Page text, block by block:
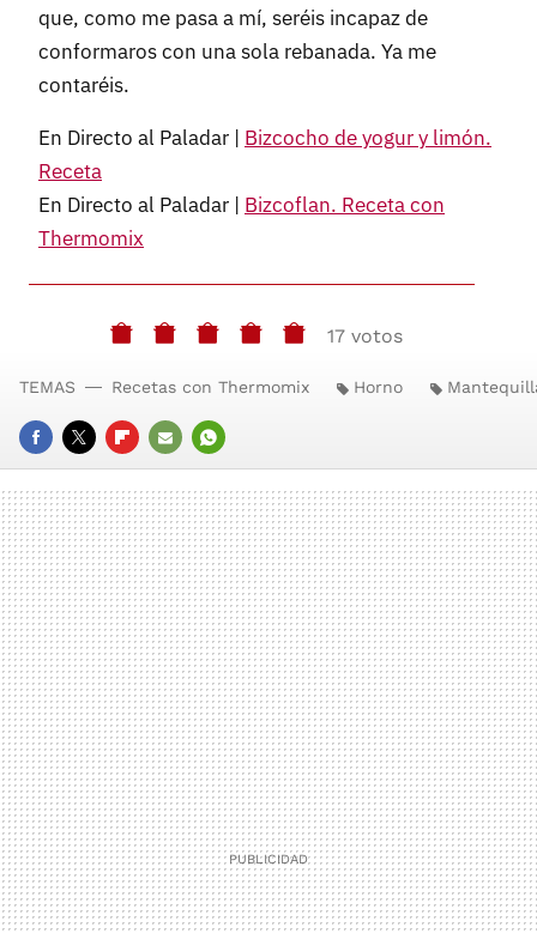
que, como me pasa a mí, seréis incapaz de
conformaros con una sola rebanada. Ya me
contaréis.
En Directo al Paladar | Bizcocho de yogur y limón.
Receta
En Directo al Paladar | Bizcoflan. Receta con
Thermomix
17 votos
FACEBOOK
TWITTERFLIPBOARD
E-
MAIL
WHATSAPP
TEMAS Recetas con Thermomix Horno